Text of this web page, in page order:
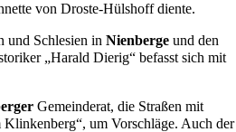
von Droste-Hülshoffdiente.
und Schlesien in Nienberge und den
„Harald Dierig“ befasst sich mit
Gemeinderat, die Straßen mit
Klinkenberg“, um Vorschläge. Auch der